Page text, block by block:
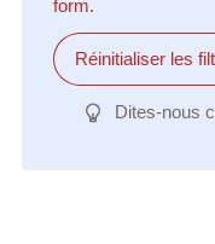
form.
Réinitialiser les
Dites-nous